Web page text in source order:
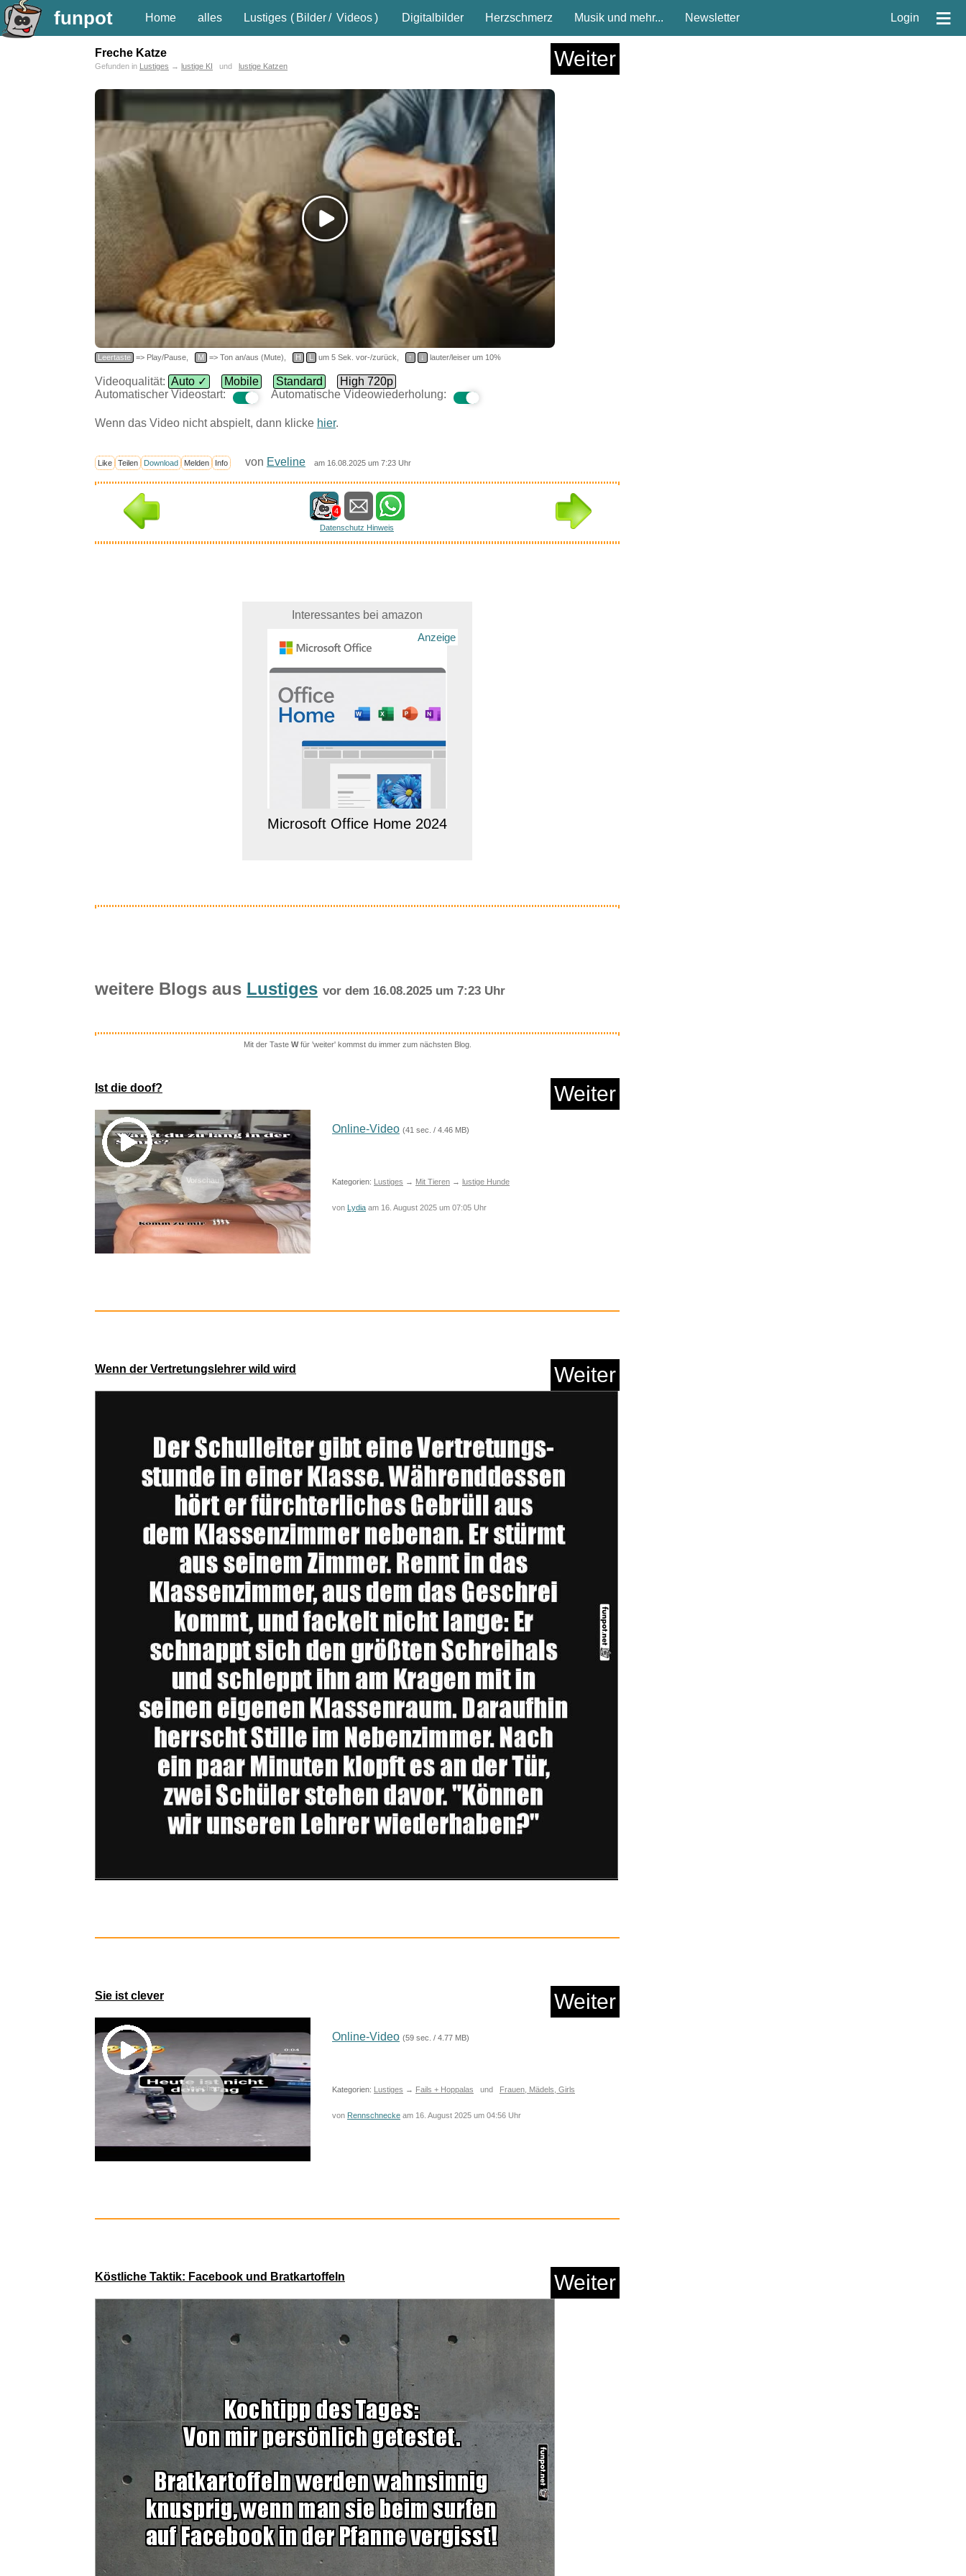
funpot Home alles Lustiges ( Bilder/ Videos) Digitalbilder Herzschmerz Musik und mehr... Newsletter Login ≡
Freche Katze Weiter
Gefunden in Lustiges → lustige KI und lustige Katzen
Leertaste => Play/Pause, M => Ton an/aus (Mute), H L um 5 Sek. vor-/zurück, ↑ ↓ lauter/leiser um 10%
Videoqualität: Auto ✓ Mobile Standard
High 720p
Automatischer Videostart:
Automatische Videowiederholung:
Wenn das Video nicht abspielt, dann klicke hier.
Like Teilen Download Melden Info von Eveline am 16.08.2025 um 7:23 Uhr
4
Datenschutz Hinweis
Interessantes bei amazon
Anzeige
Microsoft Office Home 2024
Anzeige
Lots Of Hands: Into A Pretty R...
Bowmans Journey Arrow Mastery
...
Anzeige
Vakuumventil für Lebensmi...
Plays Gershwin...
G...
Anzeige
HOKYYCC Tierhaarentferner
Wasc...
weitere Blogs aus Lustiges vor dem 16.08.2025 um 7:23 Uhr
Mit der Taste Wfür 'weiter' kommst du immer zum nächsten Blog.
Ist die doof? Weiter
Vorschau
Online-Video (41 sec. / 4.46 MB)
Kategorien: Lustiges → Mit Tieren → lustige Hunde
von Lydia am 16. August 2025 um 07:05 Uhr
Wenn der Vertretungslehrer wild wird Weiter
Sie ist clever Weiter
Vorschau
Online-Video (59 sec. / 4.77 MB)
Kategorien: Lustiges → Fails + Hoppalas und Frauen, Mädels, Girls
von Rennschnecke am 16. August 2025 um 04:56 Uhr
Köstliche Taktik: Facebook und Bratkartoffeln Weiter